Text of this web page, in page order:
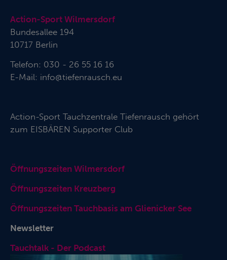
Action-Sport Wilmersdorf
Bundesallee 194
10717 Berlin
Telefon: 030 - 26 55 16 16
E-Mail: info@tiefenrausch.eu
Action-Sport Tauchzentrale Tiefenrausch gehört
zum EISBÄREN Supporter Club
Öffnungszeiten Wilmersdorf
Öffnungszeiten Kreuzberg
Öffnungszeiten Tauchbasis am Glienicker See
Newsletter
Tauchtalk - Der Podcast